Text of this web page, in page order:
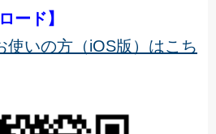
ード】
使いの方（iOS版）はこち